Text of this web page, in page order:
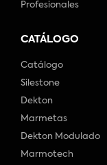
Profesionales
CATÁLOGO
Catálogo
Silestone
Dekton
Marmetas
Dekton Modulado
Marmotech